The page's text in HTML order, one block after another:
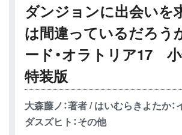
ダンジョンに出会いを
は間違っているだろう
ード・オラトリア17
特装版
大森藤ノ：著者 / はいむらきよたか：
ダスズヒト：その他